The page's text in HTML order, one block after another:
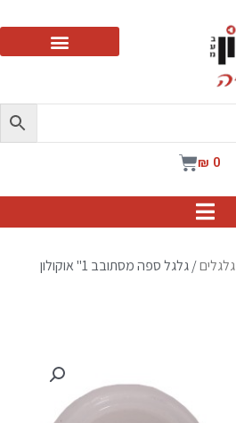
₪ 0
עגלת
גלגלים/ גלגל ספה מסתובב 1" אוקולון